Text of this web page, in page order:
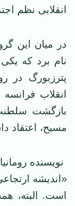
انقلابی نظم
در میان این
نام برد که
پترزبورگ در
انقلاب
بازگشت
مسیح، اعتقاد
نویسنده
«اندیشه
است. البته،